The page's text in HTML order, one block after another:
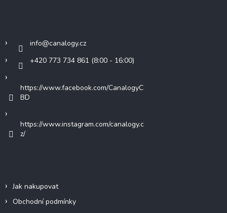
info@canalogy.cz
+420 773 734 861 (8:00 - 16:00)
https://www.facebook.com/CanalogyC
BD
https://www.instagram.com/canalogy.c
z/
Jak nakupovat
Obchodní podmínky